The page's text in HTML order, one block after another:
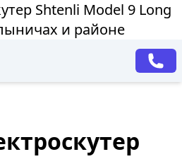
Shtenli Model 9 Long
и районе